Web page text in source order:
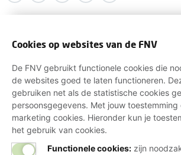
Cookies op websites van de FNV
De FNV gebruikt functionele cookies die
de websites goed te laten functioneren.
gebruiken net als de statistische cookies
persoonsgegevens. Met jouw
marketing cookies. Hieronder kun je
het gebruik van cookies.
Functionele cookies: zijn